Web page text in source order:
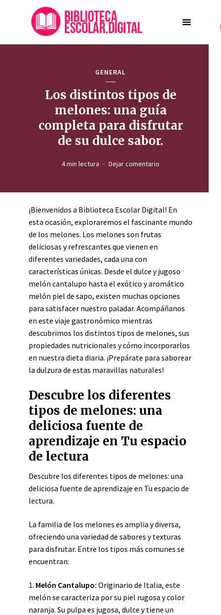
GENERAL
Los distintos tipos de
melones: una guía
completa para disfrutar
de su dulce sabor.
4 min lectura Dejar comentario
¡Bienvenidos a Biblioteca Escolar Digital! En
esta ocasión, exploraremos el fascinante mundo
de los melones. Los melones son frutas
deliciosas y refrescantes que vienen en
diferentes variedades, cada una con
características únicas. Desde el dulce y jugoso
melón cantalupo hasta el exótico y aromático
melón piel de sapo, existen muchas opciones
para satisfacer nuestro paladar. Acompáñanos
en este viaje gastronómico mientras
descubrimos los distintos tipos de melones, sus
propiedades nutricionales y cómo incorporarlos
en nuestra dieta diaria. ¡Prepárate para saborear
la dulzura de estas maravillas naturales!
Descubre los diferentes
tipos de melones: una
deliciosa fuente de
aprendizaje en Tu espacio
de lectura
Descubre los diferentes tipos de melones: una
deliciosa fuente de aprendizaje en Tu espacio de
lectura.
La familia de los melones es amplia y diversa,
ofreciendo una variedad de sabores y texturas
para disfrutar. Entre los tipos más comunes se
encuentran:
1. Melón Cantalupo: Originario de Italia, este
melón se caracteriza por su piel rugosa y color
naranja. Su pulpa es jugosa, dulce y tiene un